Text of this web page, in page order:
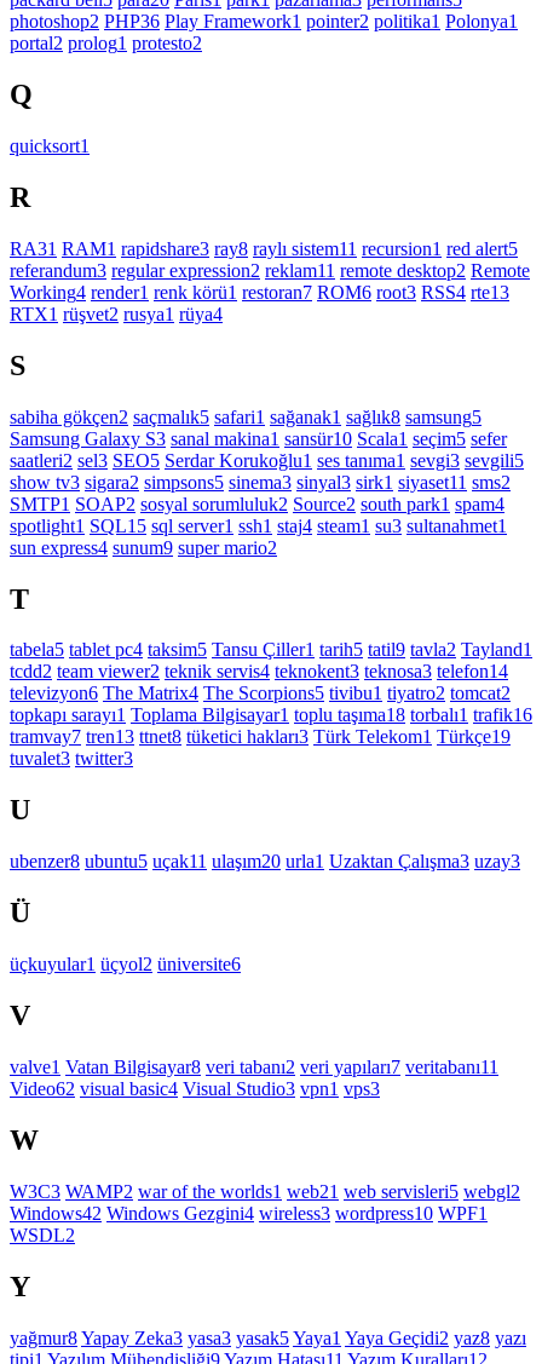
photoshop2 PHP36 Play Framework1 pointer2 politika1 Polonya1
portal2 prolog1 protesto2
Q
quicksort1
R
RA31 RAM1 rapidshare3 ray8 raylı sistem11 recursion1 red alert5
referandum3 regular expression2 reklam11 remote desktop2 Remote
Working4 render1 renk körü1 restoran7 ROM6 root3 RSS4 rte13
RTX1 rüşvet2 rusya1 rüya4
S
sabiha gökçen2 saçmalık5 safari1 sağanak1 sağlık8 samsung5
Samsung Galaxy S3 sanal makina1 sansür10 Scala1 seçim5 sefer
saatleri2 sel3 SEO5 Serdar Korukoğlu1 ses tanıma1 sevgi3 sevgili5
show tv3 sigara2 simpsons5 sinema3 sinyal3 sirk1 siyaset11 sms2
SMTP1 SOAP2 sosyal sorumluluk2 Source2 south park1 spam4
spotlight1 SQL15 sql server1 ssh1 staj4 steam1 su3 sultanahmet1
sun express4 sunum9 super mario2
T
tabela5 tablet pc4 taksim5 Tansu Çiller1 tarih5 tatil9 tavla2 Tayland1
tcdd2 team viewer2 teknik servis4 teknokent3 teknosa3 telefon14
televizyon6 The Matrix4 The Scorpions5 tivibu1 tiyatro2 tomcat2
topkapı sarayı1 Toplama Bilgisayar1 toplu taşıma18 torbalı1 trafik16
tramvay7 tren13 ttnet8 tüketici hakları3 Türk Telekom1 Türkçe19
tuvalet3 twitter3
U
ubenzer8 ubuntu5 uçak11 ulaşım20 urla1 Uzaktan Çalışma3 uzay3
Ü
üçkuyular1 üçyol2 üniversite6
V
valve1 Vatan Bilgisayar8 veri tabanı2 veri yapıları7 veritabanı11
Video62 visual basic4 Visual Studio3 vpn1 vps3
W
W3C3 WAMP2 war of the worlds1 web21 web servisleri5 webgl2
Windows42 Windows Gezgini4 wireless3 wordpress10 WPF1
WSDL2
Y
yağmur8Yapay Zeka3 yasa3 yasak5Yaya1 Yaya Geçidi2 yaz8 yazı
tipi1 Yazılım Mühendisliği9Yazım Hatası11 Yazım Kuralları12